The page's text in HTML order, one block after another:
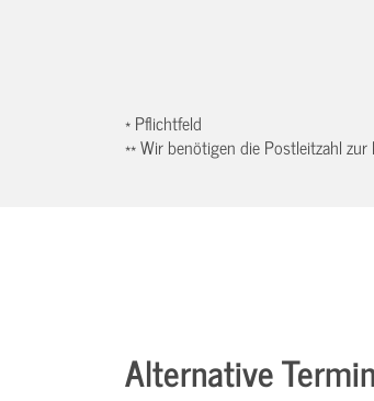
* Pflichtfeld
** Wir benötigen die Postleitzahl
Alternative